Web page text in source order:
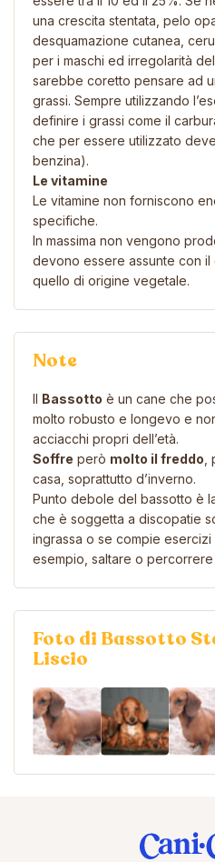
una crescita stentata, pelo
desquamazione cutanea,
per i maschi ed irregolarità
sarebbe coretto pensare ad
grassi. Sempre utilizzando
definire i grassi come il
che per essere utilizzato
benzina).
Le vitamine
Le vitamine non forniscono
specifiche.
In massima non vengono
devono essere assunte con
quello di origine vegetale.
Note
Il Bassotto è un cane che
molto robusto e longevo e
acciacchi propri dell’età.
Soffre però molto il freddo
casa, soprattutto d’inverno.
Punto debole del bassotto è
che è soggetta a discopatie
ingrassa o se compie
esempio, saltare o
Foto di Bassotto
Liscio